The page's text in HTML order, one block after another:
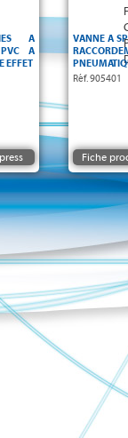
A
PVC A
EFFET
VANNE A
Réf. 905401
Fiche